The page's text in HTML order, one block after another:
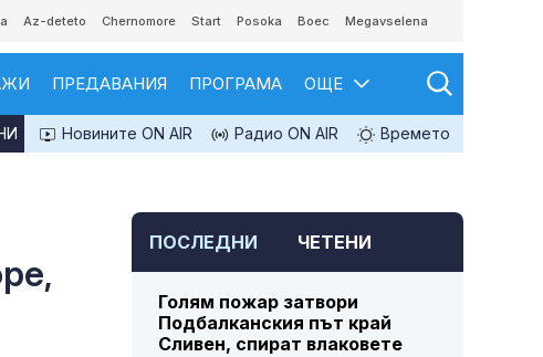
Az-deteto Chernomore Start Posoka Boec Megavselena
ПРЕДАВАНИЯ ПРОГРАМА ОЩЕ
Новините ON AIR Радио ON AIR Времето
ПОСЛЕДНИ ЧЕТЕНИ
Голям пожар затвори
Подбалканския път край
Сливен, спират влаковете